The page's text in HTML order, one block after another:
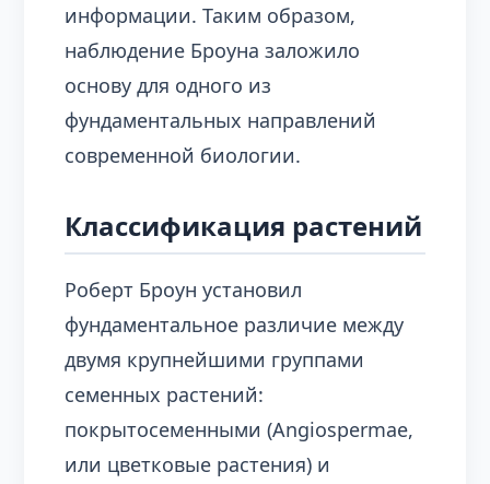
информации. Таким образом,
наблюдение Броуна заложило
основу для одного из
фундаментальных направлений
современной биологии.
Классификация растений
Роберт Броун установил
фундаментальное различие между
двумя крупнейшими группами
семенных растений:
покрытосеменными (Angiospermae,
или цветковые растения) и